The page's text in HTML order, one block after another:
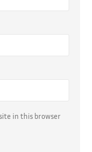
in this browser